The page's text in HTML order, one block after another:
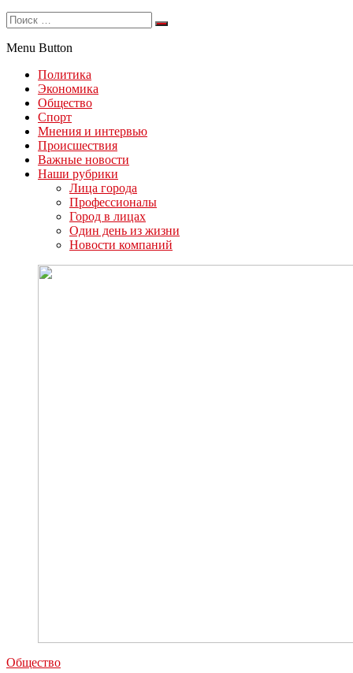
Menu Button
Политика
Экономика
Общество
Спорт
Мнения и интервью
Происшествия
Важные новости
Наши рубрики
Лица города
Профессионалы
Город в лицах
Один день из жизни
Новости компаний
Общество